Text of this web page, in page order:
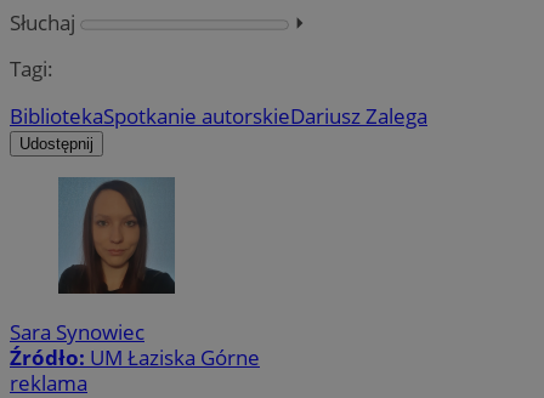
Słuchaj
⏵︎
Tagi:
BibliotekaSpotkanie autorskieDariusz Zalega
Udostępnij
Sara Synowiec
Źródło: UM Łaziska Górne
reklama